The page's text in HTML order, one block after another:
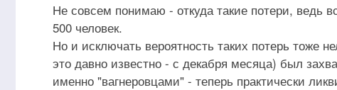
Не совсем понимаю - откуда такие потери, ведь
500 человек.
Но и исключать вероятность таких потерь тоже
это давно известно - с декабря месяца) был
именно "вагнеровцами" - теперь практически